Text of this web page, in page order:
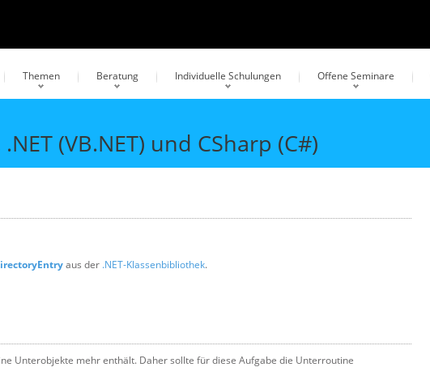
Themen Beratung Individuelle Schulungen Offene Seminare
(VB.NET) und CSharp (C#)
aus der .NET-Klassenbibliothek.
Unterobjekte mehr enthält. Daher sollte für diese Aufgabe die Unterroutine